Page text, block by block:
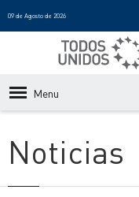
09 de Agosto de 2026
Menu
Noticias